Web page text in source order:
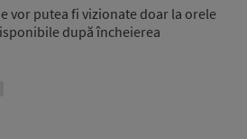
vor putea fi vizionate doar la orele
după încheierea